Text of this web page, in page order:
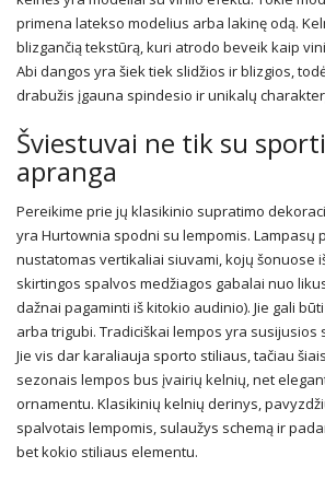
primena latekso modelius arba lakinę odą.
blizgančią tekstūrą, kuri atrodo beveik kaip
Abi dangos yra šiek tiek slidžios ir blizgios,
drabužis įgauna spindesio ir unikalų
Šviestuvai ne tik su
apranga
Pereikime prie jų klasikinio supratimo
yra Hurtownia spodni su lempomis. Lampasų
nustatomas vertikaliai siuvami, kojų šonuose
skirtingos spalvos medžiagos gabalai nuo
dažnai pagaminti iš kitokio audinio). Jie gali
arba trigubi. Tradiciškai lempos yra susijusios
Jie vis dar karaliauja sporto stiliaus, tačiau
sezonais lempos bus įvairių kelnių, net
ornamentu. Klasikinių kelnių derinys,
spalvotais lempomis, sulaužys schemą ir
bet kokio stiliaus elementu.